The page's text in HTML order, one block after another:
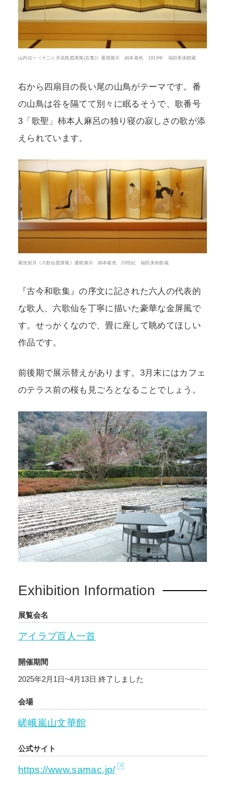
山内信一《十二ヶ月花鳥図屏風(右隻)》通期展示 絹本着色 1919年 福田美術館蔵
右から四扇目の長い尾の山鳥がテーマです。番
の山鳥は谷を隔てて別々に眠るそうで、歌番号
3「歌聖」柿本人麻呂の独り寝の寂しさの歌が添
えられています。
菊池契月《六歌仙図屏風》通期展示 絹本着色 20世紀 福田美術館蔵
『古今和歌集』の序文に記された六人の代表的
な歌人、六歌仙を丁寧に描いた豪華な金屏風で
す。せっかくなので、畳に座して眺めてほしい
作品です。
前後期で展示替えがあります。3月末にはカフェ
のテラス前の桜も見ごろとなることでしょう。
Exhibition Information
展覧会名
アイラブ百人一首
開催期間
2025年2月1日~4月13日 終了しました
会場
嵯峨嵐山文華館
公式サイト
https://www.samac.jp/